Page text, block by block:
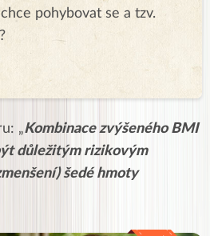
pohybovat se a tzv.
„Kombinace zvýšeného BMI
důležitým rizikovým
šedé hmoty